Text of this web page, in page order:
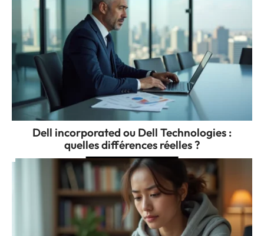
Dell incorporated ou Dell Technologies :
quelles différences réelles ?